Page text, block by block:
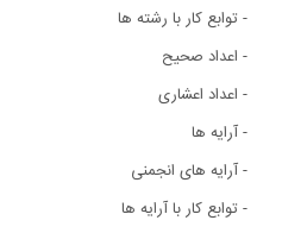
- توابع کار با رشته ها
- اعداد صحیح
- اعداد اعشاری
- آرایه ها
- آرایه های انجمنی
- توابع کار با آرایه ها